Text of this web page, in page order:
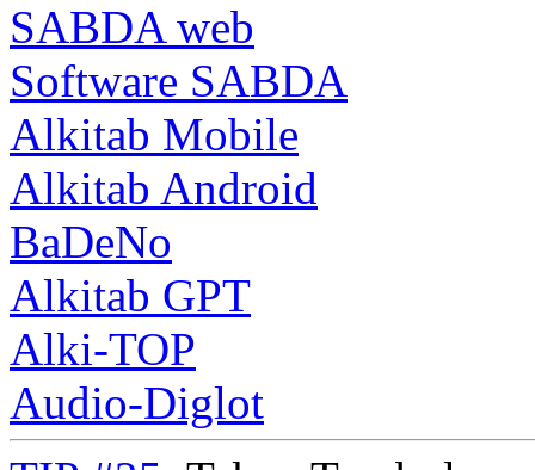
SABDA web
Software SABDA
Alkitab Mobile
Alkitab Android
BaDeNo
Alkitab GPT
Alki-TOP
Audio-Diglot